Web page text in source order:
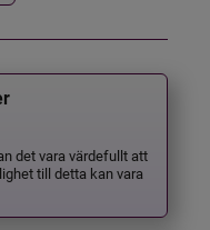
det vara värdefullt att
till detta kan vara